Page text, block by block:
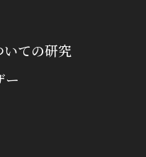
ての研究
ー